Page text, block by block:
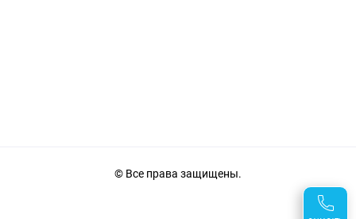
© Все права защищены.